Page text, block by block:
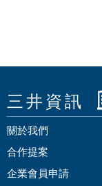
三井資訊
關於我們
合作提案
企業會員申請